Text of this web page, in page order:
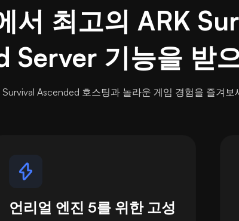
서 최고의 ARK
Server 기능을 받
Ascended 호스팅과 놀라운 게임 경험을 즐겨보
언리얼 엔진 5를 위한 고성